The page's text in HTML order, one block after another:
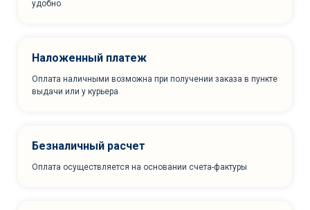
удобно
Наложенный платеж
Оплата наличными возможна при получении заказа в пункте
выдачи или у курьера
Безналичный расчет
Оплата осуществляется на основании счета-фактуры